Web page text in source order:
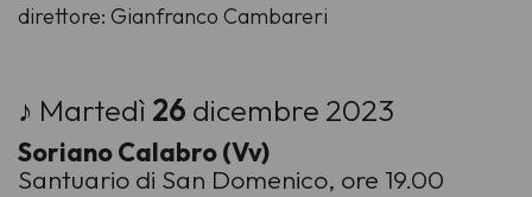
direttore: Gianfranco Cambareri
♪ Martedì 26 dicembre 2023
Soriano Calabro (Vv)
Santuario di San Domenico, ore 19.00